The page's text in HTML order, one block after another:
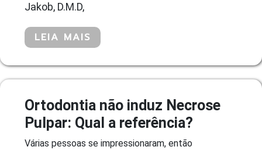
Jakob, D.M.D,
LEIA MAIS
Ortodontia não induz Necrose
Pulpar: Qual a referência?
Várias pessoas se impressionaram, então